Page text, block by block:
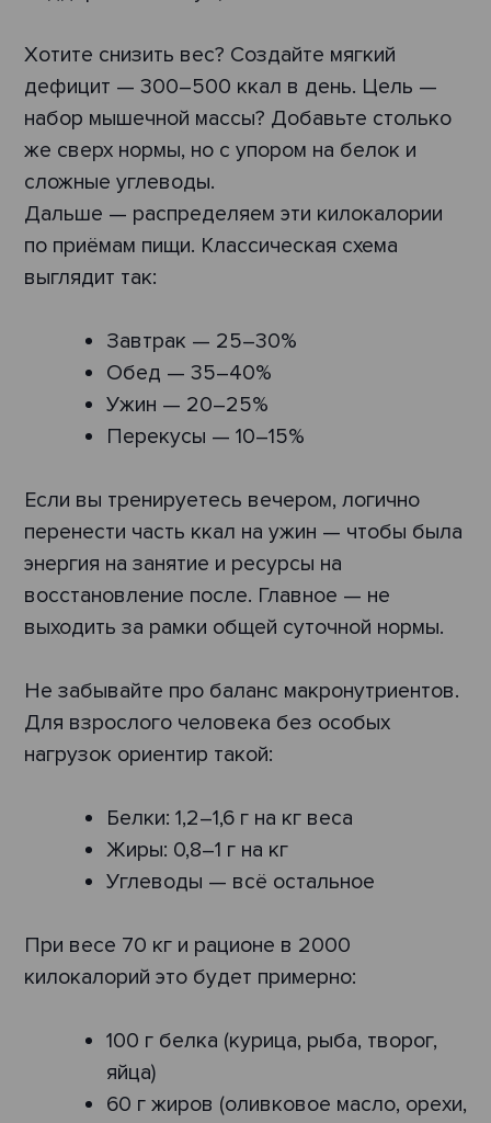
Хотите снизить вес? Создайте мягкий
дефицит — 300–500 ккал в день. Цель —
набор мышечной массы? Добавьте столько
же сверх нормы, но с упором на белок и
сложные углеводы.
Дальше — распределяем эти килокалории
по приёмам пищи. Классическая схема
выглядит так:
Завтрак — 25–30%
Обед — 35–40%
Ужин — 20–25%
Перекусы — 10–15%
Если вы тренируетесь вечером, логично
перенести часть ккал на ужин — чтобы была
энергия на занятие и ресурсы на
восстановление после. Главное — не
выходить за рамки общей суточной нормы.
Не забывайте про баланс макронутриентов.
Для взрослого человека без особых
нагрузок ориентир такой:
Белки: 1,2–1,6 г на кг веса
Жиры: 0,8–1 г на кг
Углеводы — всё остальное
При весе 70 кг и рационе в 2000
килокалорий это будет примерно:
100 г белка (курица, рыба, творог,
яйца)
60 г жиров (оливковое масло, орехи,